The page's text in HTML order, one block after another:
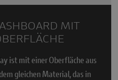
MIT
ist mit einer Oberfläche aus
gleichen Material, das in